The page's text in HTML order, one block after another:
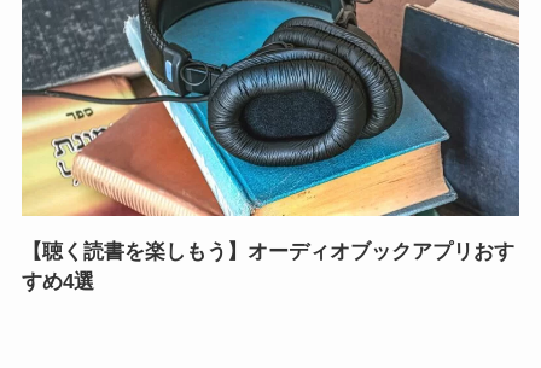
【聴く読書を楽しもう】オーディオブックアプリおす
すめ4選